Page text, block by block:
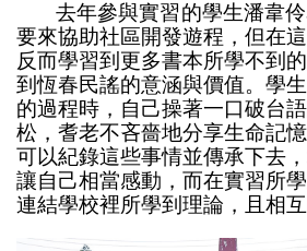
去年參與實習的學生潘韋伶
要來協助社區開發遊程，但在
反而學習到更多書本所學不到
到恆春民謠的意涵與價值。學
的過程時，自己操著一口破台
松，耆老不吝嗇地分享生命記
可以紀錄這些事情並傳承下去
讓自己相當感動，而在實習所
連結學校裡所學到理論，且相互